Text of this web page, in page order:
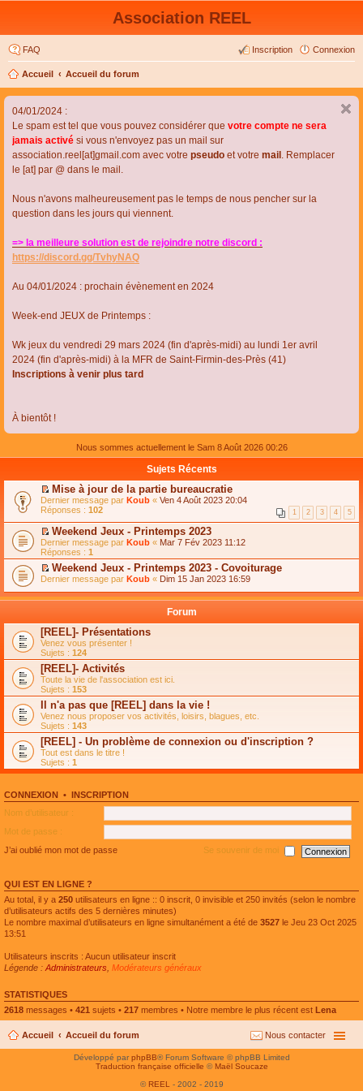
Association REEL
FAQ Connexion
Inscription
Accueil Accueil du forum
04/01/2024 :
Le spam est tel que vous pouvez considérer que votre compte ne sera
jamais activé si vous n'envoyez pas un mail sur
association.reel[at]gmail.com avec votre pseudo et votre mail . Remplacer
le [at] par @ dans le mail.
Nous n'avons malheureusement pas le temps de nous pencher sur la
question dans les jours qui viennent.
=> la meilleure solution est de rejoindre notre discord :
https://discord.gg/TvhyNAQ
Au 04/01/2024 : prochain évènement en 2024
Week-end JEUX de Printemps :
Wk jeux du vendredi 29 mars 2024 (fin d'après-midi) au lundi 1er avril
2024 (fin d'après-midi) à la MFR de Saint-Firmin-des-Près (41)
Inscriptions à venir plus tard
À bientôt !
Nous sommes actuellement le Sam 8 Août 2026 00:26
Sujets Récents
C
o
n
s
u
l
t
e
r
l
e
s
s
a
g
e
n
o
n
l
u
l
e
p
l
u
s
é
c
e
n
t
Mise à jour de la partie bureaucratie
Dernier message par Koub « Ven 4 Août 2023 20:04
Réponses : 102 1 2 3 4 5
C
o
n
s
u
t
l
e
m
e
s
s
a
g
e
n
o
n
l
u
l
e
l
u
s
é
e
Weekend Jeux - Printemps 2023
Dernier message par Koub « Mar 7 Fév 2023 11:12
Réponses : 1
C
n
l
t
e
r
l
e
m
e
s
s
a
g
e
n
o
n
u
l
e
l
s
e
n
t
Weekend Jeux - Printemps 2023 - Covoiturage
Dernier message par Koub « Dim 15 Jan 2023 16:59
Forum
[REEL]- Présentations
Venez vous présenter !
Sujets : 124
[REEL]- Activités
Toute la vie de l'association est ici.
Sujets : 153
Il n'a pas que [REEL] dans la vie !
Venez nous proposer vos activités, loisirs, blagues, etc.
Sujets : 143
[REEL] - Un problème de connexion ou d'inscription ?
Tout est dans le titre !
Sujets : 1
CONNEXION • INSCRIPTION
Nom d’utilisateur :
Mot de passe :
J’ai oublié mon mot de passe
Se souvenir de moi
QUI EST EN LIGNE ?
Au total, il y a 250 utilisateurs en ligne :: 0 inscrit, 0 invisible et 250 invités (selon le nombre
d’utilisateurs actifs des 5 dernières minutes)
Le nombre maximal d’utilisateurs en ligne simultanément a été de 3527 le Jeu 23 Oct 2025
13:51
Utilisateurs inscrits : Aucun utilisateur inscrit
Légende : Administrateurs Modérateurs généraux
STATISTIQUES
2618 messages • 421 sujets • 217 membres • Notre membre le plus récent est Lena
Accueil Accueil du forum Nous contacter
Développé parphpBB® Forum Software © phpBB Limited
Traduction française officielle © Maël Soucaze
© REEL - 2002 - 2019